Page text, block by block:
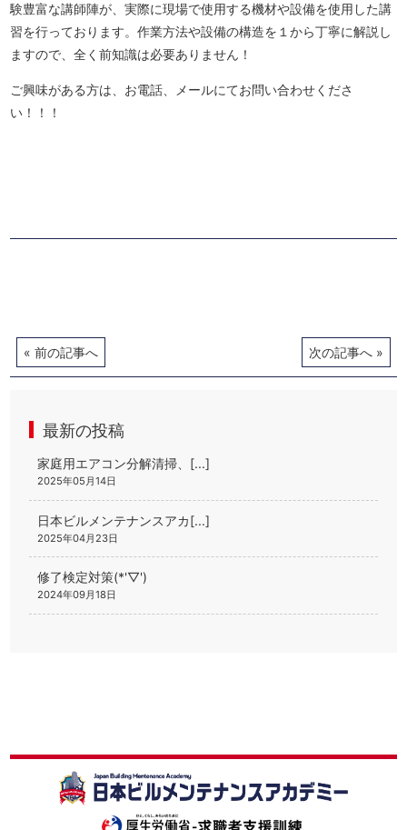
験豊富な講師陣が、実際に現場で使用する機材や設備を使用した講
習を行っております。作業方法や設備の構造を１から丁寧に解説し
ますので、全く前知識は必要ありません！
ご興味がある方は、お電話、メールにてお問い合わせくださ
い！！！
Posts
navigation
« 前の記事へ 次の記事へ »
最新の投稿
家庭用エアコン分解清掃、[...]
2025年05月14日
日本ビルメンテナンスアカ[...]
2025年04月23日
修了検定対策(*'▽')
2024年09月18日